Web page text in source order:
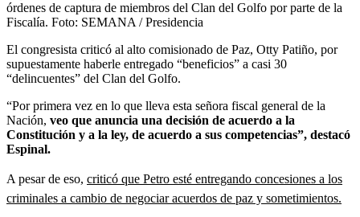
órdenes de captura de miembros del Clan del Golfo por parte de la
Fiscalía. Foto: SEMANA / Presidencia
El congresista criticó al alto comisionado de Paz, Otty Patiño, por
supuestamente haberle entregado “beneficios” a casi 30
“delincuentes” del Clan del Golfo.
“Por primera vez en lo que lleva esta señora fiscal general de la
Nación, veo que anuncia una decisión de acuerdo a la
Constitución y a la ley, de acuerdo a sus competencias”, destacó
Espinal.
A pesar de eso, criticó que Petro esté entregando concesiones a los
criminales a cambio de negociar acuerdos de paz y sometimientos.